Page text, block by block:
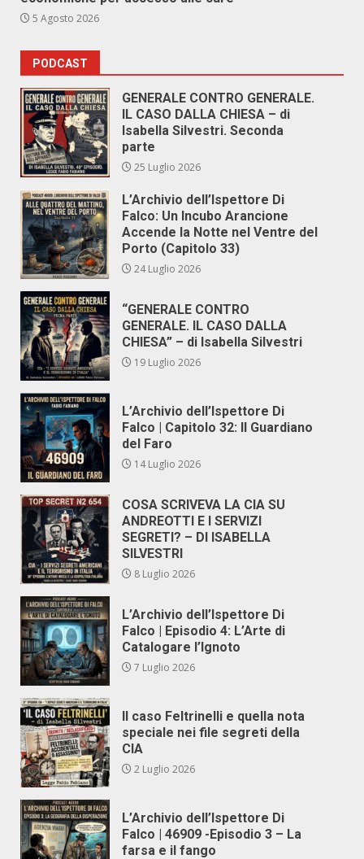
5 Agosto 2026
PODCAST
GENERALE CONTRO GENERALE.
IL CASO DALLA CHIESA – di
Isabella Silvestri. Seconda
parte
25 Luglio 2026
L’Archivio dell’Ispettore Di
Falco: Un Incubo Arancione
Accende la Notte nel Ventre del
Porto (Capitolo 33)
24 Luglio 2026
“GENERALE CONTRO
GENERALE. IL CASO DALLA
CHIESA” – di Isabella Silvestri
19 Luglio 2026
L’Archivio dell’Ispettore Di
Falco | Capitolo 32: Il Guardiano
del Faro
14 Luglio 2026
COSA SCRIVEVA LA CIA SU
ANDREOTTI E I SERVIZI
SEGRETI? – DI ISABELLA
SILVESTRI
8 Luglio 2026
L’Archivio dell’Ispettore Di
Falco | Episodio 4: L’Arte di
Catalogare l’Ignoto
7 Luglio 2026
Il caso Feltrinelli e quella nota
speciale nei file segreti della
CIA
2 Luglio 2026
L’Archivio dell’Ispettore Di
Falco | 46909 -Episodio 3 – La
farsa e il fango